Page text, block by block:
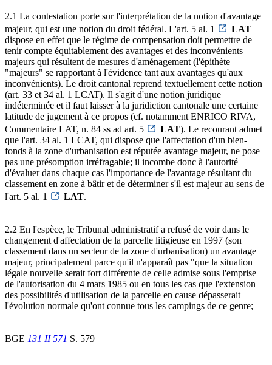
2.1 La contestation porte sur l'interprétation de la notion d'avantage
majeur, qui est une notion du droit fédéral. L'art. 5 al. 1
LAT
dispose en effet que le régime de compensation doit permettre de
tenir compte équitablement des avantages et des inconvénients
majeurs qui résultent de mesures d'aménagement (l'épithète
"majeurs" se rapportant à l'évidence tant aux avantages qu'aux
inconvénients). Le droit cantonal reprend textuellement cette notion
(art. 33 et 34 al. 1 LCAT). Il s'agit d'une notion juridique
indéterminée et il faut laisser à la juridiction cantonale une certaine
latitude de jugement à ce propos (cf. notamment ENRICO RIVA,
Commentaire LAT, n. 84 ss ad art. 5
LAT). Le recourant admet
que l'art. 34 al. 1 LCAT, qui dispose que l'affectation d'un bien-
fonds à la zone d'urbanisation est réputée avantage majeur, ne pose
pas une présomption irréfragable; il incombe donc à l'autorité
d'évaluer dans chaque cas l'importance de l'avantage résultant du
classement en zone à bâtir et de déterminer s'il est majeur au sens de
l'art. 5 al. 1
LAT.
2.2 En l'espèce, le Tribunal administratif a refusé de voir dans le
changement d'affectation de la parcelle litigieuse en 1997 (son
classement dans un secteur de la zone d'urbanisation) un avantage
majeur, principalement parce qu'il n'apparaît pas "que la situation
légale nouvelle serait fort différente de celle admise sous l'emprise
de l'autorisation du 4 mars 1985 ou en tous les cas que l'extension
des possibilités d'utilisation de la parcelle en cause dépasserait
l'évolution normale qu'ont connue tous les campings de ce genre;
BGE 131 II 571 S. 579